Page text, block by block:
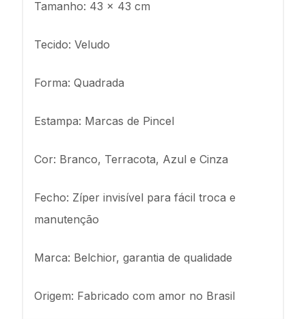
Tamanho: 43 x 43 cm
Tecido: Veludo
Forma: Quadrada
Estampa: Marcas de Pincel
Cor: Branco, Terracota, Azul e Cinza
Fecho: Zíper invisível para fácil troca e
manutenção
Marca: Belchior, garantia de qualidade
Origem: Fabricado com amor no Brasil